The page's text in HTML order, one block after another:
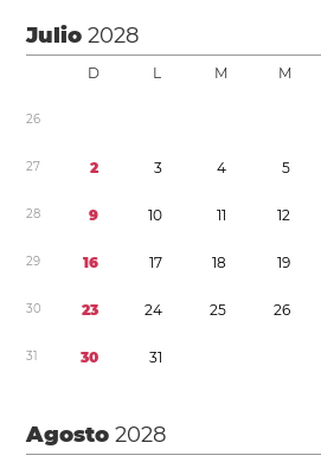
Julio2028
D L M M
26
27 2 3 4 5
28 9 10 11 12
29 16 17 18 19
30 23 24 25 26
31 30 31
Agosto2028